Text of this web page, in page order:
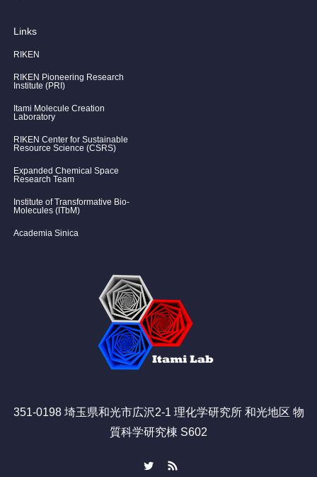
Links
RIKEN
RIKEN Pioneering Research
Institute (PRI)
Itami Molecule Creation
Laboratory
RIKEN Center for Sustainable
Resource Science (CSRS)
Expanded Chemical Space
Research Team
Institute of Transformative Bio-
Molecules (ITbM)
Academia Sinica
351-0198 埼玉県和光市広沢2-1 理化学研究所 和光地区 物
質科学研究棟 S602